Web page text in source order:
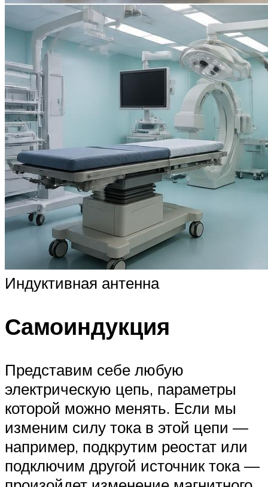
Индуктивная антенна
Самоиндукция
Представим себе любую
электрическую цепь, параметры
которой можно менять. Если мы
изменим силу тока в этой цепи —
например, подкрутим реостат или
подключим другой источник тока —